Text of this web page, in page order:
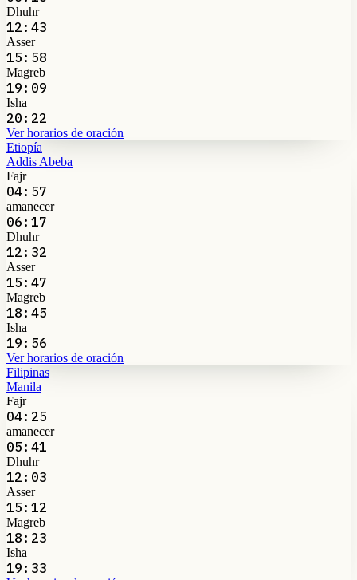
Dhuhr
12:43
Asser
15:58
Magreb
19:09
Isha
20:22
Ver horarios de oración
Etiopía
Addis Abeba
Fajr
04:57
amanecer
06:17
Dhuhr
12:32
Asser
15:47
Magreb
18:45
Isha
19:56
Ver horarios de oración
Filipinas
Manila
Fajr
04:25
amanecer
05:41
Dhuhr
12:03
Asser
15:12
Magreb
18:23
Isha
19:33